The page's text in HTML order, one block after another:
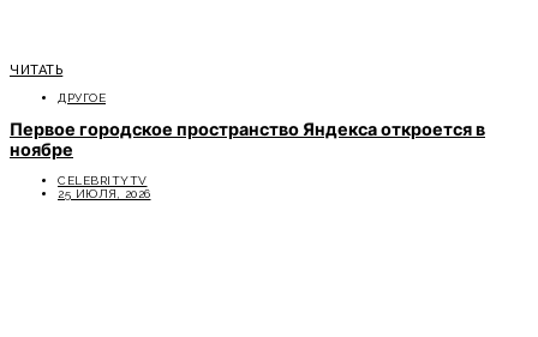
ЧИТАТЬ
ДРУГОЕ
Первое городское пространство Яндекса откроется в
ноябре
CELEBRITYTV
25 ИЮЛЯ, 2026